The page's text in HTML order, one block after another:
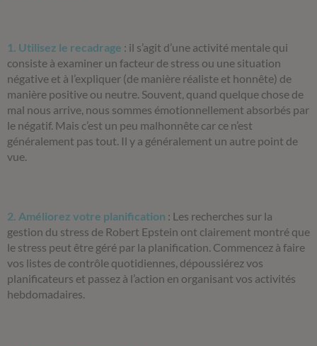
1. Utilisez le recadrage : il s’agit d’une activité mentale qui
consiste à examiner un facteur de stress ou une situation
négative et à l’expliquer (de manière réaliste et honnête) de
manière positive ou neutre. Souvent, quand quelque chose de
mal nous arrive, nous sommes émotionnellement absorbés par
le négatif. Mais c’est un peu malhonnête car ce n’est
généralement pas tout. Il y a généralement un autre point de
vue.
2. Améliorez votre planification : Les recherches sur la
gestion du stress de Robert Epstein ont clairement montré que
le stress peut être géré par la planification. Commencez à faire
vos listes de contrôle quotidiennes, dépoussiérez vos
planificateurs et passez à l’action en organisant vos activités
hebdomadaires.